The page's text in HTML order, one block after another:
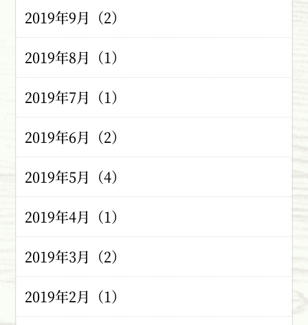
2019年9月（2）
2019年8月（1）
2019年7月（1）
2019年6月（2）
2019年5月（4）
2019年4月（1）
2019年3月（2）
2019年2月（1）